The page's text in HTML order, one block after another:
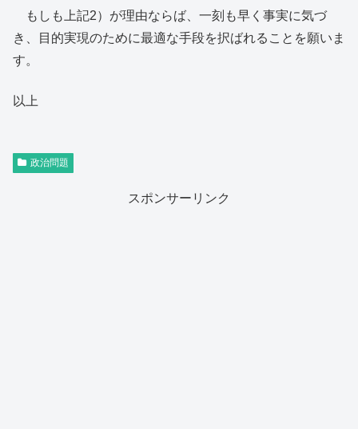
もしも上記2）が理由ならば、一刻も早く事実に気づ
き、目的実現のために最適な手段を択ばれることを願いま
す。
以上
政治問題
スポンサーリンク